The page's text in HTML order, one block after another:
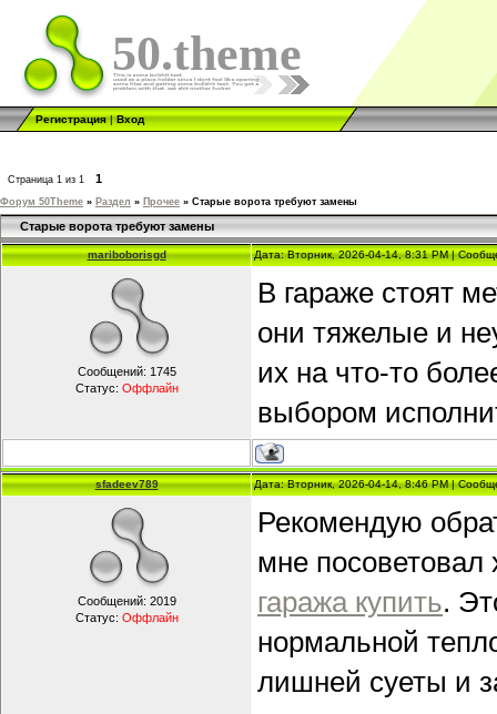
50.theme
Регистрация|Вход
Страница 1 из 1 1
Форум 50Theme » Раздел » Прочее » Старые ворота требуют замены
Старые ворота требуют замены
mariboborisgd Дата: Вторник, 2026-04-14, 8:31 PM |
Сообщений: 1745
Статус: Оффлайн
В гараже стоят
они тяжелые и
их на что-то
выбором
sfadeev789 Дата: Вторник, 2026-04-14, 8:46 PM |
Сообщений: 2019
Статус: Оффлайн
Рекомендую
мне
гаража купить.
нормальной
лишней суеты и